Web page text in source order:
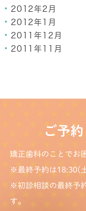
2012年2月
2012年1月
2011年12月
2011年11月
ご予
矯正歯科のことでお
※最終予約は18:30(
※初診相談の最終予
す。